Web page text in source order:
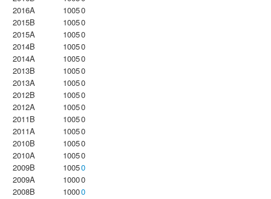
2016A
10050
2015B
10050
2015A
10050
2014B
10050
2014A
10050
2013B
10050
2013A
10050
2012B
10050
2012A
10050
2011B
10050
2011A
10050
2010B
10050
2010A
10050
2009B
10050
2009A
10000
2008B
10000